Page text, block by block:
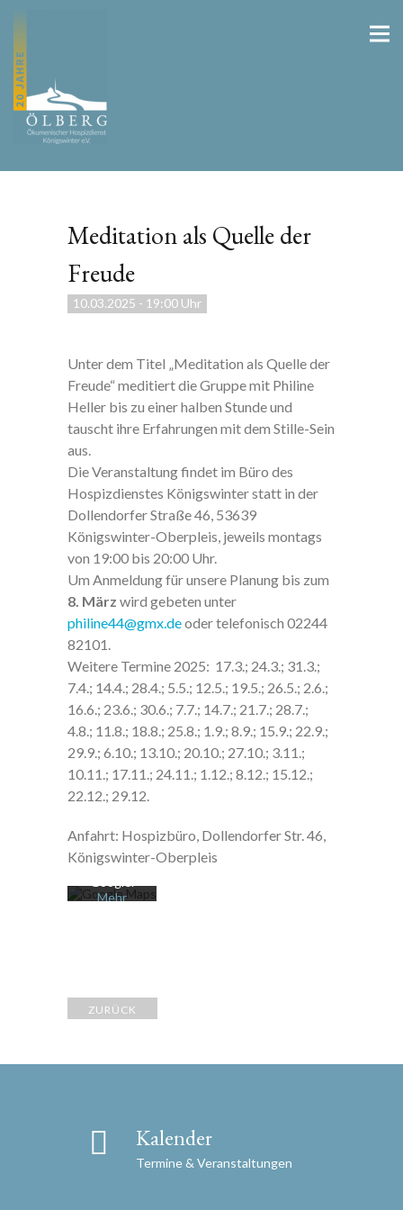
Meditation als Quelle der
Freude
10.03.2025 - 19:00 Uhr
Unter dem Titel „Meditation als Quelle der
Freude“ meditiert die Gruppe mit Philine
Heller bis zu einer halben Stunde und
tauscht ihre Erfahrungen mit dem Stille-Sein
aus.
Die Veranstaltung findet im Büro des
Hospizdienstes Königswinter statt in der
Dollendorfer Straße 46, 53639
Königswinter-Oberpleis, jeweils montags
von 19:00 bis 20:00 Uhr.
Um Anmeldung für unsere Planung bis zum
8. März wird gebeten unter
philine44@gmx.deoder telefonisch 02244
82101.
Weitere Termine 2025: 17.3.; 24.3.; 31.3.;
7.4.; 14.4.; 28.4.; 5.5.; 12.5.; 19.5.; 26.5.; 2.6.;
16.6.; 23.6.; 30.6.; 7.7.; 14.7.; 21.7.; 28.7.;
4.8.; 11.8.; 18.8.; 25.8.; 1.9.; 8.9.; 15.9.; 22.9.;
29.9.; 6.10.; 13.10.; 20.10.; 27.10.; 3.11.;
10.11.; 17.11.; 24.11.; 1.12.; 8.12.; 15.12.;
22.12.; 29.12.
Anfahrt: Hospizbüro, Dollendorfer Str. 46,
Königswinter-Oberpleis
Mit dem
Laden der
Karte
akzeptiere
Datenschu
tzerklärung
von
Mehr
Google
Maps immer
ZURÜCK
Kalender
Termine & Veranstaltungen